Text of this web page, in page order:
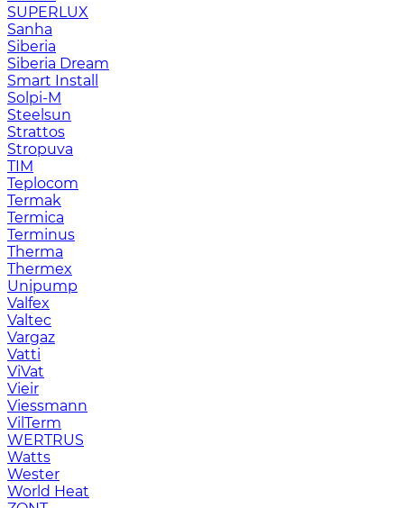
SUPERLUX
Sanha
Siberia
Siberia Dream
Smart Install
Solpi-M
Steelsun
Strattos
Stropuva
TIM
Teplocom
Termak
Termica
Terminus
Therma
Thermex
Unipump
Valfex
Valtec
Vargaz
Vatti
ViVat
Vieir
Viessmann
VilTerm
WERTRUS
Watts
Wester
World Heat